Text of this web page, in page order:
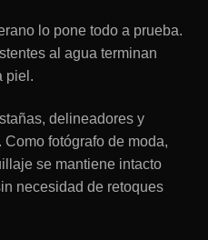
lo pone todo a prueba.
al agua terminan
piel.
delineadores y
fotógrafo de moda,
se mantiene intacto
necesidad de retoques